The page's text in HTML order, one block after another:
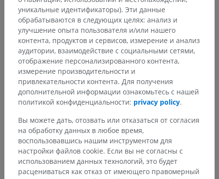
уникальные идентификаторы). Эти данные
обрабатываются в следующих целях: анализ и
улучшение опыта пользователя и/или нашего
контента, продуктов и сервисов, измерение и анализ
аудитории, взаимодействие с социальными сетями,
отображение персонализированного контента,
измерение производительности и
привлекательности контента. Для получения
дополнительной информации ознакомьтесь с нашей
политикой конфиденциальности: privacy policy.
Вы можете дать, отозвать или отказаться от согласия
на обработку данных в любое время,
воспользовавшись нашим инструментом для
настройки файлов cookie. Если вы не согласны с
использованием данных технологий, это будет
расцениваться как отказ от имеющего правомерный